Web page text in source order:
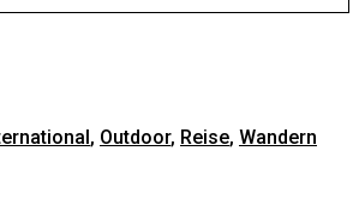
, Outdoor, Reise, Wandern